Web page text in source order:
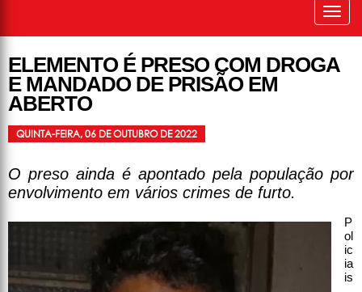
ELEMENTO É PRESO COM DROGA
E MANDADO DE PRISÃO EM
ABERTO
QUINTA-FEIRA, 06 DE OUTUBRO DE 2022
O preso ainda é apontado pela população por
envolvimento em vários crimes de furto.
P
ol
ic
ia
is